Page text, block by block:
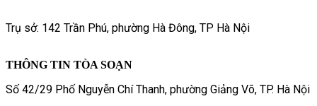
Trụ sở: 142 Trần Phú, phường Hà Đông, TP Hà Nội
THÔNG TIN TÒA SOẠN
Số 42/29 Phố Nguyễn Chí Thanh, phường Giảng Võ, TP. Hà Nội